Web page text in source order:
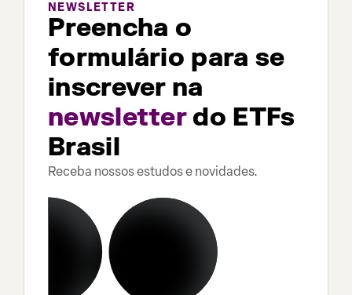
NEWSLETTER
Preencha o
formulário para se
inscrever na
newsletterdo ETFs
Brasil
Receba nossos estudos e novidades.